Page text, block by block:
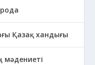
Қазақ хандығы
мәдениеті